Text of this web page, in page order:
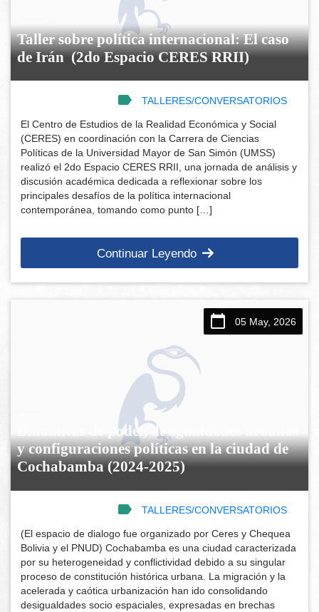
Taller sobre política internacional: El caso
de Irán (2do Espacio CERES RRII)
TALLERES/CONVERSATORIOS
El Centro de Estudios de la Realidad Económica y Social
(CERES) en coordinación con la Carrera de Ciencias
Políticas de la Universidad Mayor de San Simón (UMSS)
realizó el 2do Espacio CERES RRII, una jornada de análisis y
discusión académica dedicada a reflexionar sobre los
principales desafíos de la política internacional
contemporánea, tomando como punto […]
Continuar Leyendo
05 May, 2026
Dinámicas de poder, desigualdades urbanas
y configuraciones políticas en la ciudad de
Cochabamba (2024-2025)
TALLERES/CONVERSATORIOS
(El espacio de dialogo fue organizado por Ceres y Chequea
Bolivia y el PNUD) Cochabamba es una ciudad caracterizada
por su heterogeneidad y conflictividad debido a su singular
proceso de constitución histórica urbana. La migración y la
acelerada y caótica urbanización han ido consolidando
desigualdades socio espaciales, expresadas en brechas